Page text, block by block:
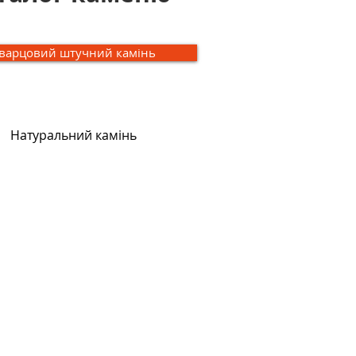
штучний камінь
Натуральний камінь